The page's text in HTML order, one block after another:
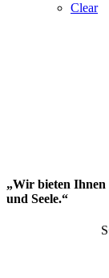
Clear
„Wir bieten
und Seele.“